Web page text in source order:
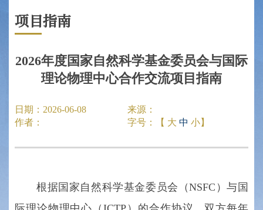
项目指南
2026年度国家自然科学基金委员会与国际
理论物理中心合作交流项目指南
日期： 2026-06-08
来源：
作者：
字号：【 大 中 小】
根据国家自然科学基金委员会（NSFC）与国